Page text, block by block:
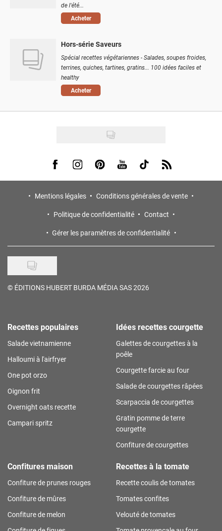
de l'été...
Acheter
Hors-série Saveurs
Spécial recettes végétariennes - Salades, soupes froides,
terrines, quiches, tartines, gratins... 100 idées faciles et
healthy
Acheter
Visit us on Facebook
Visit us on Instagram
Visit us on Pinterest
Visit us on Youtube
Visit us on Tiktok
Visit us on Rss
Mentions légales
Conditions générales de vente
Politique de confidentialité
Contact
Gérer les paramètres de confidentialité
© ÉDITIONS HUBERT BURDA MÉDIA SAS 2026
Recettes populaires
Salade vietnamienne
Halloumi à l'airfryer
One pot orzo
Oignon frit
Overnight oats recette
Campari spritz
Idées recettes courgette
Galettes de courgettes à la
poêle
Courgette farcie au four
Salade de courgettes râpées
Scarpaccia de courgettes
Gratin pomme de terre
courgette
Confiture de courgettes
Confitures maison
Confiture de prunes rouges
Confiture de mûres
Confiture de melon
Recettes à la tomate
Recette coulis de tomates
Tomates confites
Velouté de tomates